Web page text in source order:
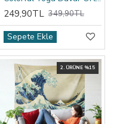
249,90TL 349,90TL
Sepete Ekle
2. ÜRÜNE %15